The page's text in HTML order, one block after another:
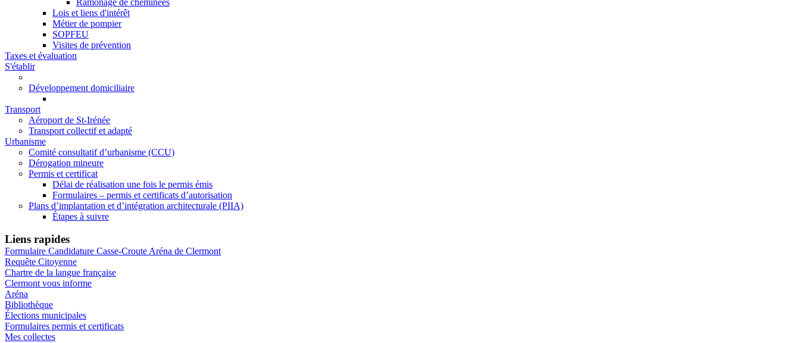
Lois et liens d'intérêt
Métier de pompier
SOPFEU
Visites de prévention
Taxes et évaluation
S'établir
Développement domiciliaire
Transport
Aéroport de St-Irénée
Transport collectif et adapté
Urbanisme
Comité consultatif d’urbanisme (CCU)
Dérogation mineure
Permis et certificat
Délai de réalisation une fois le permis émis
Formulaires – permis et certificats d’autorisation
Plans d’implantation et d’intégration architecturale (PIIA)
Étapes à suivre
Liens rapides
Formulaire Candidature Casse-Croute Aréna de Clermont
Requête Citoyenne
Chartre de la langue française
Clermont vous informe
Aréna
Bibliothèque
Élections municipales
Formulaires permis et certificats
Mes collectes